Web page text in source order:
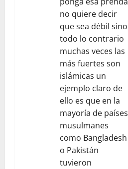
no quiere decir
que sea débil sino
todo lo contrario
muchas veces las
más fuertes son
islámicas un
ejemplo claro de
ello es que en la
mayoría de países
musulmanes
como Bangladesh
o Pakistán
tuvieron